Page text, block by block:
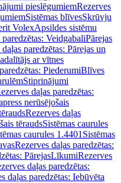
pieslēgumiemRezerves
Sistēmas blīvesSkrūvju
VolexApsildes sistēmu
VeidgabaliPārejas
paredzētas: Pārejas un
ar vītnes
PiederumiBlīves
Stiprinājumi
daļas paredzētas:
nerūsējošais
Rezerves daļas
tēraudsSistēmas caurules
caurules 1.4401 Sistēmas
Rezerves daļas paredzētas:
PārejasLīkumiRezerves
daļas paredzētas:
daļas paredzētas: Iebūvēta